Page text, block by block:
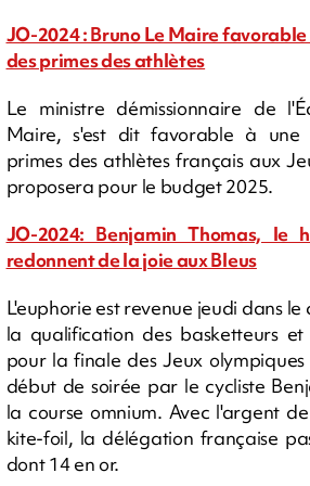
JO-2024 : Bruno Le Maire
des primes des athlètes
Le ministre démissionnaire de
Maire, s'est dit favorable à une
primes des athlètes français aux
proposera pour le budget 2025.
JO-2024: Benjamin Thomas, le
redonnent de la joie aux Bleus
L'euphorie est revenue jeudi dans
la qualification des basketteurs et
pour la finale des Jeux
début de soirée par le cycliste
la course omnium. Avec l'argent
kite-foil, la délégation française
dont 14 en or.